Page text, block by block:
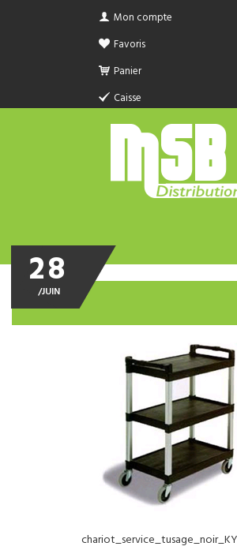
Mon compte
Favoris
Panier
Caisse
MENU
QUI SOMMES-NOUS
CONTACTEZ NOUS
28
/JUIN